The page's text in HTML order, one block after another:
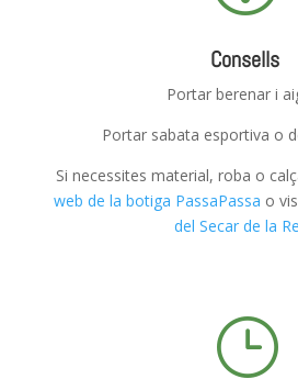
Consells
Portar berenar i
Portar sabata esportiva o
Si necessites material, roba o
web de la botiga PassaPassa o
del Secar de la
}